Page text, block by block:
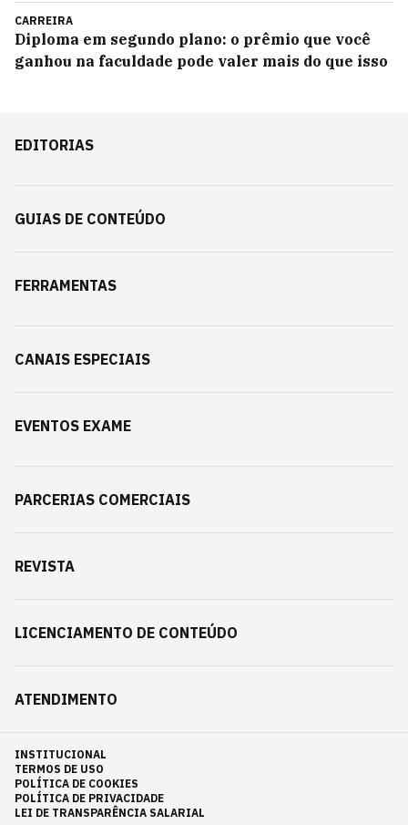
CARREIRA
Diploma em segundo plano: o prêmio que você
ganhou na faculdade pode valer mais do que isso
EDITORIAS
GUIAS DE CONTEÚDO
FERRAMENTAS
CANAIS ESPECIAIS
EVENTOS EXAME
PARCERIAS COMERCIAIS
REVISTA
LICENCIAMENTO DE CONTEÚDO
ATENDIMENTO
INSTITUCIONAL
TERMOS DE USO
POLÍTICA DE COOKIES
POLÍTICA DE PRIVACIDADE
LEI DE TRANSPARÊNCIA SALARIAL